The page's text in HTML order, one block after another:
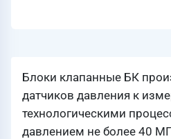
Блоки клапанные БК
датчиков давления к
технологическими
давлением не более 40